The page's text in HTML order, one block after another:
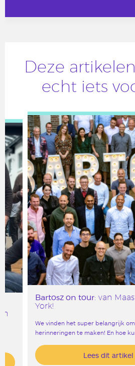
Deze
echt iets
Bartosz on tour: van
York!
We vinden het super belangrijk
herinneringen te maken! En hoe
Lees dit artikel